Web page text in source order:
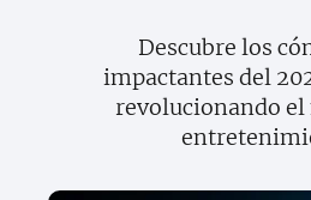
Descubre los
impactantes del
revolucionando